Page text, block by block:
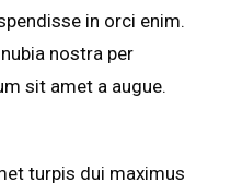
in orci enim.
nostra per
sit amet a augue.
turpis dui maximus